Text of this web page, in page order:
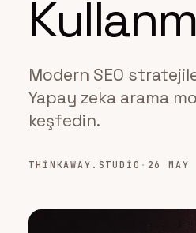
Modern SEO
Yapay zeka arama
keşfedin.
THINKAWAY.STUDIO · 26 MAY